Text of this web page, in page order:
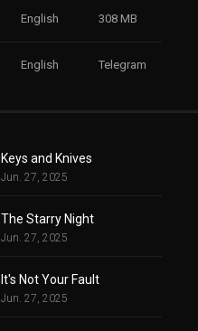
English 308 MB
English Telegram
Keys and Knives
Jun. 27, 2025
The Starry Night
Jun. 27, 2025
It's Not Your Fault
Jun. 27, 2025